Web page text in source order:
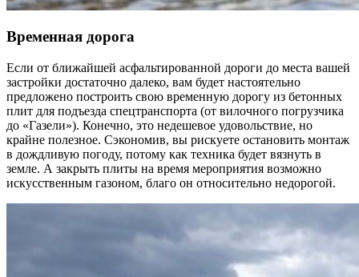
Временная дорога
Если от ближайшей асфальтированной дороги до места вашей
застройки достаточно далеко, вам будет настоятельно
предложено построить свою временную дорогу из бетонных
плит для подъезда спецтранспорта (от вилочного погрузчика
до «Газели»). Конечно, это недешевое удовольствие, но
крайне полезное. Сэкономив, вы рискуете остановить монтаж
в дождливую погоду, потому как техника будет вязнуть в
земле. А закрыть плиты на время мероприятия возможно
искусственным газоном, благо он относительно недорогой.